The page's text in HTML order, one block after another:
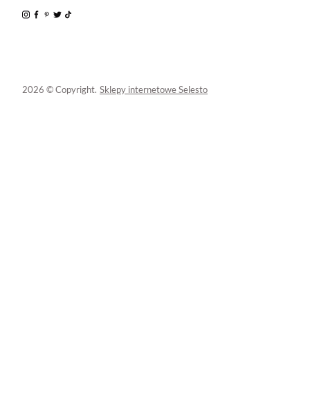
2026 © Copyright. Sklepy internetowe Selesto